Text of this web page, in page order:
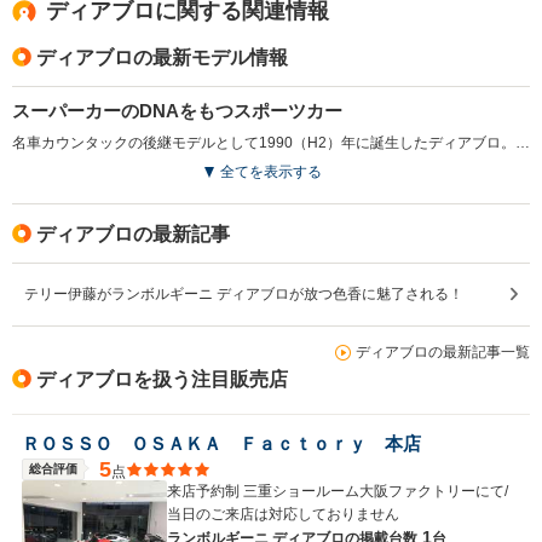
ディアブロに関する関連情報
ディアブロの最新モデル情報
スーパーカーのDNAをもつスポーツカー
名車カウンタックの後継モデルとして1990（H2）年に誕生したディアブロ。跳ね上げ式のドアやV12ミッドシップなどランボルギーニの旗艦モデルらしく君臨したが、初期モデルのスタイルは当時の親会社クライスラー社の意向によってかなりマイルドになっていた。初期モデルには5.7Lの492psエンジンを搭載。その後1993（H5）年に4WDモデルのVT、同年525psの限定車SE30、さらに1995（H7）年にはVTのオープンモデルを追加。そして1996（H8）年には5.7Lながら500ps以上を発生するシリーズ最大のヒット作SVへと進化した。1999（H11）年には80台限定の575psの6L搭載のGTをリリースし、2000（H12）年には6Lをシリーズ化した550ps＋4WDの最終モデル6.0へと至った。ちなみにランボルギーニがアウディ傘下となったのは1998（H10）年のことだった。（1998.11）
全てを表示する
ディアブロの最新記事
テリー伊藤がランボルギーニ ディアブロが放つ色香に魅了される！
ディアブロの最新記事一覧
ディアブロを扱う注目販売店
ＲＯＳＳＯ ＯＳＡＫＡ Ｆａｃｔｏｒｙ 本店
総合評価 5点
来店予約制 三重ショールーム大阪ファクトリーにて/
当日のご来店は対応しておりません
1